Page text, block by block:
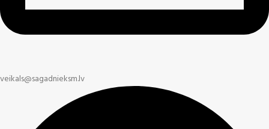
veikals@sagadnieksm.lv